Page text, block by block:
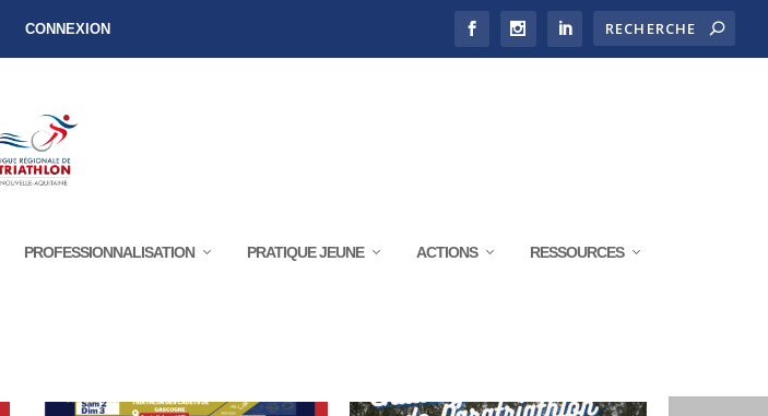
CONNEXION
PROFESSIONNALISATION PRATIQUE JEUNE ACTIONS RESSOURCES